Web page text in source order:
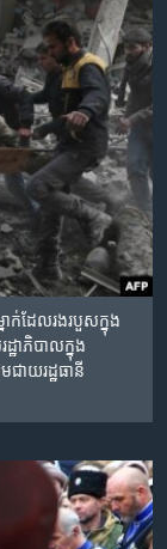
ក់​ដែលរងរបួស​ក្នុង​
ឋាភិបាល​ក្នុង​
ជាយ​រដ្ឋ​ធានី​